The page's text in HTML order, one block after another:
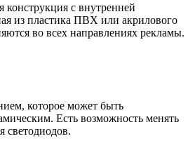
конструкция с внутренней
из пластика ПВХ или акрилового
во всех направлениях рекламы.
которое может быть
Есть возможность менять
светодиодов.